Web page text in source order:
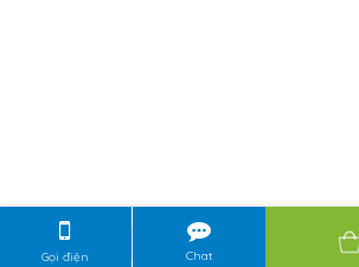
Gọi điện Chat